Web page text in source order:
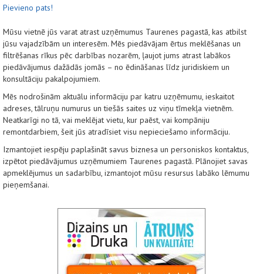
Pievieno pats!
Mūsu vietnē jūs varat atrast uzņēmumus Taurenes pagastā, kas atbilst
jūsu vajadzībām un interesēm. Mēs piedāvājam ērtus meklēšanas un
filtrēšanas rīkus pēc darbības nozarēm, ļaujot jums atrast labākos
piedāvājumus dažādās jomās – no ēdināšanas līdz juridiskiem un
konsultāciju pakalpojumiem.
Mēs nodrošinām aktuālu informāciju par katru uzņēmumu, ieskaitot
adreses, tālruņu numurus un tiešās saites uz viņu tīmekļa vietnēm.
Neatkarīgi no tā, vai meklējat vietu, kur paēst, vai kompāniju
remontdarbiem, šeit jūs atradīsiet visu nepieciešamo informāciju.
Izmantojiet iespēju paplašināt savus biznesa un personiskos kontaktus,
izpētot piedāvājumus uzņēmumiem Taurenes pagastā. Plānojiet savas
apmeklējumus un sadarbību, izmantojot mūsu resursus labāko lēmumu
pieņemšanai.